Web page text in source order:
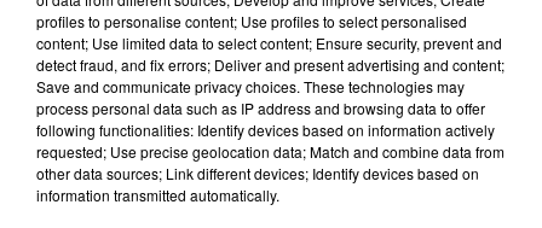
retransmises en direct à la télévision sur W9.
profiles to personalise content; Use profiles to select personalised
content; Use limited data to select content; Ensure security, prevent and
detect fraud, and fix errors; Deliver and present advertising and content;
Save and communicate privacy choices. These technologies may
process personal data such as IP address and browsing data to offer
following functionalities: Identify devices based on information actively
requested; Use precise geolocation data; Match and combine data from
other data sources; Link different devices; Identify devices based on
information transmitted automatically.